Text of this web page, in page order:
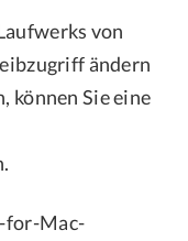
von
ändern
können Sie eine
for-Mac-